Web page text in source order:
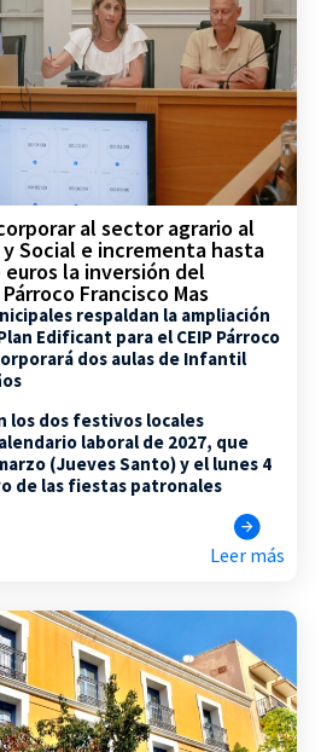
al sector agrario al
Social e incrementa hasta
la inversión del
Francisco Mas
respaldan la ampliación
Edificant para el CEIP Párroco
dos aulas de Infantil
los dos festivos locales
laboral de 2027, que
(Jueves Santo) y el lunes 4
de las fiestas patronales
Leer más